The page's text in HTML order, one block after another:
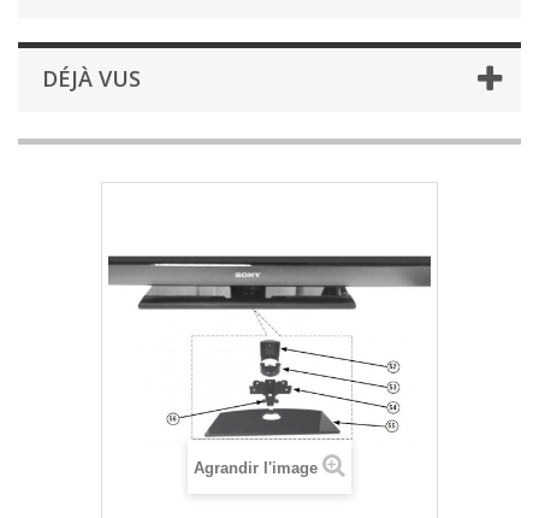
DÉJÀ VUS
Agrandir l'image